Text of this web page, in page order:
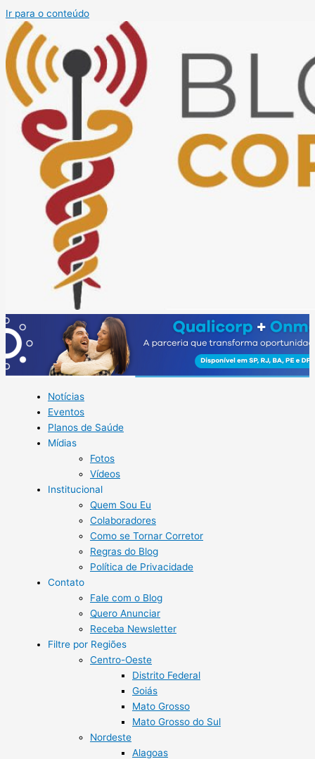
Ir para o conteúdo
Notícias
Eventos
Planos de Saúde
Mídias
Fotos
Vídeos
Institucional
Quem Sou Eu
Colaboradores
Como se Tornar Corretor
Regras do Blog
Política de Privacidade
Contato
Fale com o Blog
Quero Anunciar
Receba Newsletter
Filtre por Regiões
Centro-Oeste
Distrito Federal
Goiás
Mato Grosso
Mato Grosso do Sul
Nordeste
Alagoas